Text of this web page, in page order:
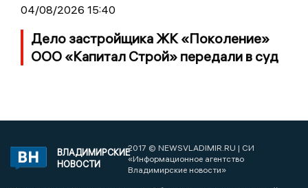
04/08/2026 15:40
Дело застройщика ЖК «Поколение»
ООО «Капитал Строй» передали в суд
ВЛАДИМИРСКИЕ
НОВОСТИ
2017 © NEWSVLADIMIR.RU | СИ
«Информационное агентство
Владимирские новости»